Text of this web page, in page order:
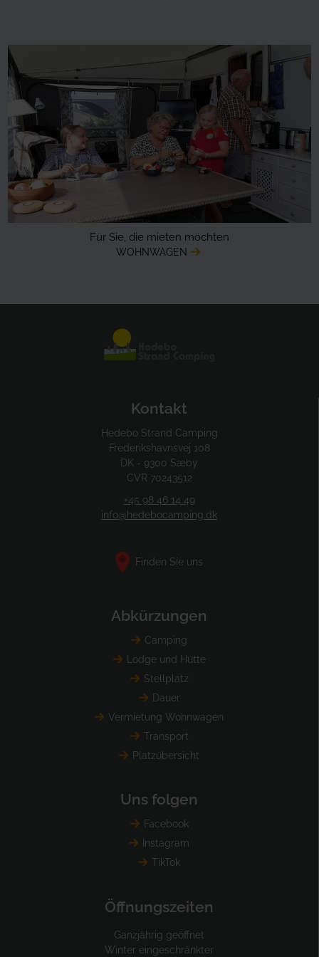
Für Sie, die mieten möchten
WOHNWAGEN
Kontakt
Hedebo Strand Camping
Frederikshavnsvej 108
DK - 9300 Sæby
CVR 70243512
+45 98 46 14 49
info@hedebocamping.dk
Finden Sie uns
Abkürzungen
Camping
Lodge und Hütte
Stellplatz
Dauer
Vermietung Wohnwagen
Transport
Platzübersicht
Uns folgen
Facebook
Instagram
TikTok
Öffnungszeiten
Ganzjährig geöffnet
Winter eingeschränkter